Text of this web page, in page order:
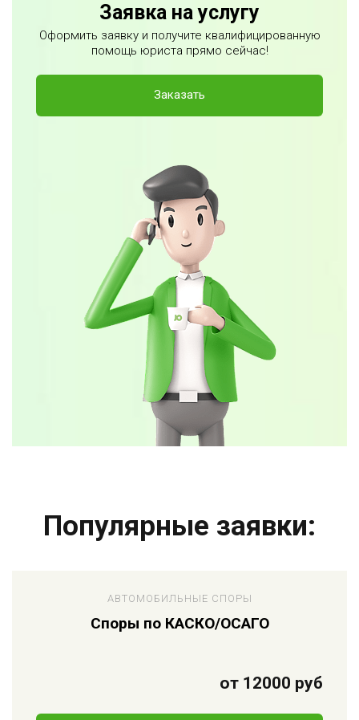
Заявка на услугу
Оформить заявку и получите квалифицированную
помощь юриста прямо сейчас!
Заказать
Популярные заявки:
АВТОМОБИЛЬНЫЕ СПОРЫ
Споры по КАСКО/ОСАГО
от 12000 руб